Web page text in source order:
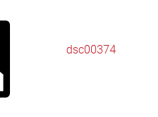
dsc00374